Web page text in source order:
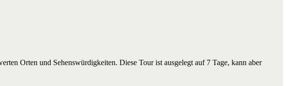
Orten und Sehenswürdigkeiten. Diese Tour ist ausgelegt auf 7 Tage, kann aber